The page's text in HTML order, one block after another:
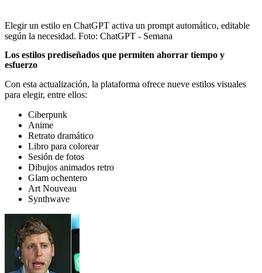
Elegir un estilo en ChatGPT activa un prompt automático, editable
según la necesidad. Foto: ChatGPT - Semana
Los estilos prediseñados que permiten ahorrar tiempo y
esfuerzo
Con esta actualización, la plataforma ofrece nueve estilos visuales
para elegir, entre ellos:
Ciberpunk
Anime
Retrato dramático
Libro para colorear
Sesión de fotos
Dibujos animados retro
Glam ochentero
Art Nouveau
Synthwave